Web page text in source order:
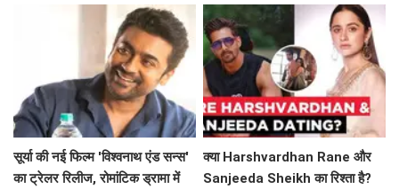
सूर्या की नई फिल्म 'विश्वनाथ एंड सन्स'
का ट्रेलर रिलीज, रोमांटिक ड्रामा में
क्या Harshvardhan Rane और
Sanjeeda Sheikh का रिश्ता है?